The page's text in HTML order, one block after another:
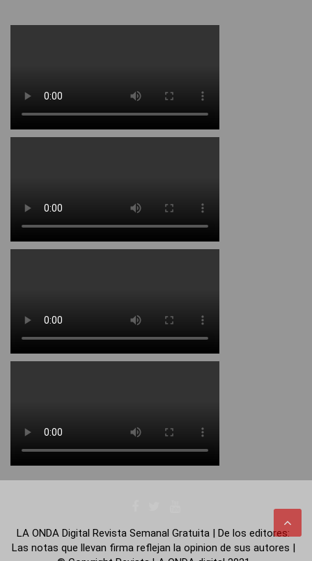
LA ONDA Digital Revista Semanal Gratuita | De los editores:
Las notas que llevan firma reflejan la opinion de sus autores |